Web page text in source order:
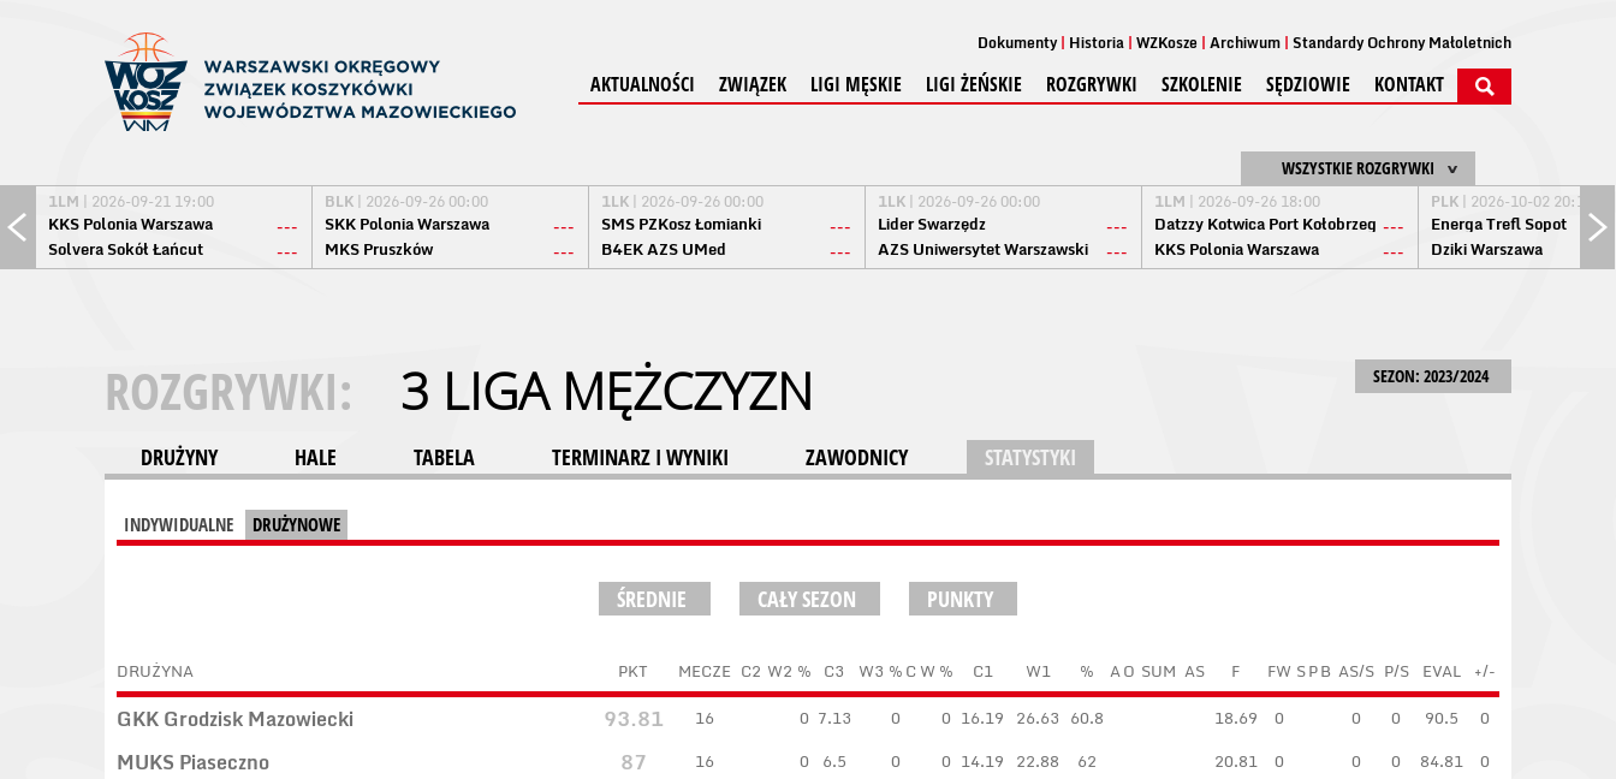
Dokumenty Historia WZKosze Archiwum Standardy Ochrony Małoletnich
AKTUALNOŚCI ZWIĄZEK LIGI MĘSKIE LIGI ŻEŃSKIE ROZGRYWKI SZKOLENIE SĘDZIOWIE KONTAKT
WSZYSTKIE ROZGRYWKI
1LM | 2026-09-21 19:00
KKS Polonia Warszawa
---
Solvera Sokół Łańcut
---
BLK | 2026-09-26 00:00
SKK Polonia Warszawa
---
MKS Pruszków
---
1LK | 2026-09-26 00:00
SMS PZKosz Łomianki
---
B4EK AZS UMed
---
1LK | 2026-09-26 00:00
Lider Swarzędz
---
AZS Uniwersytet Warszawski
---
1LM | 2026-09-26 18:00
Datzzy Kotwica Port Kołobrzeg ---
KKS Polonia Warszawa
---
PLK | 2026-10-02 20:15
Energa Trefl Sopot
Dziki Warszawa
SEZON: 2023/2024
ROZGRYWKI: 3 LIGA MĘŻCZYZN
DRUŻYNY HALE TABELA TERMINARZ I WYNIKI ZAWODNICY STATYSTYKI
INDYWIDUALNE DRUŻYNOWE
ŚREDNIE CAŁY SEZON PUNKTY
DRUŻYNA PKT MECZE C2 W2 % C3 W3 %CW % C1 W1 % AO SUM AS F FW SPB AS/S P/S EVAL +/-
GKK Grodzisk Mazowiecki 93.81 16 0 7.13 0 0 16.19 26.63 60.8 18.69 0 0 0 90.5 0
MUKS Piaseczno 87 16 0 6.5 0 0 14.19 22.88 62 20.81 0 0 0 84.81 0